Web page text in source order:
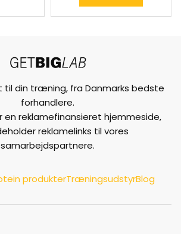
til din træning, fra Danmarks bedste
forhandlere.
en reklamefinansieret hjemmeside,
reklamelinks til vores
samarbejdspartnere.
produkterTræningsudstyrBlog